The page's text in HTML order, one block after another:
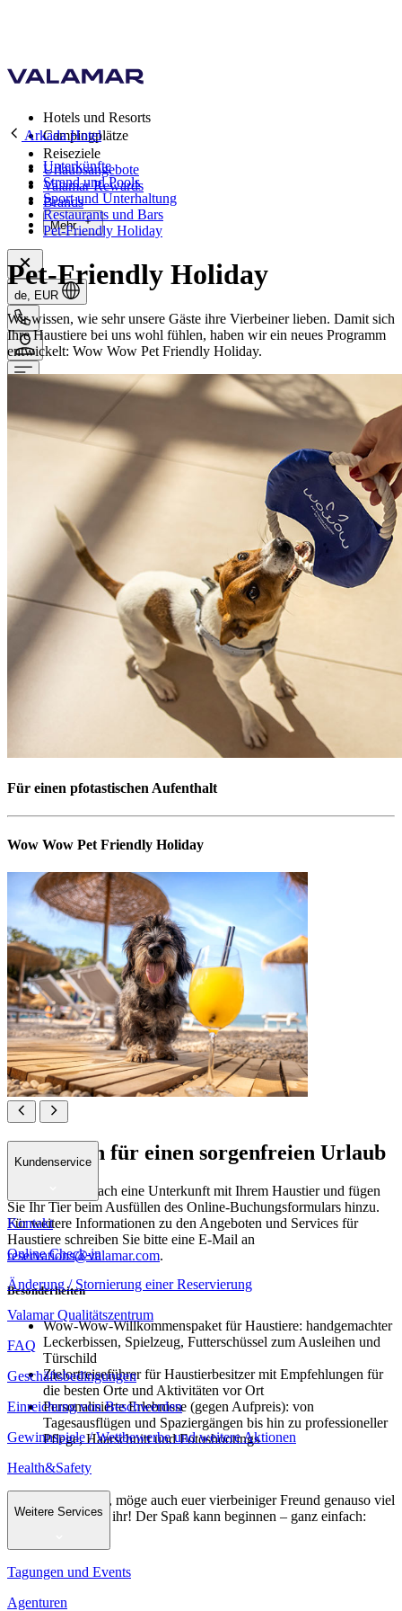
Hotels und Resorts
Campingplätze
Reiseziele
Urlaubsangebote
Valamar Rewards
Brands
Mehr
de, EUR
Arkada Hotel
Unterkünfte
Strand und Pools
Sport und Unterhaltung
Restaurants und Bars
Pet-Friendly Holiday
Pet-Friendly Holiday
Wir wissen, wie sehr unsere Gäste ihre Vierbeiner lieben. Damit sich
Ihre Haustiere bei uns wohl fühlen, haben wir ein neues Programm
entwickelt: Wow Wow Pet Friendly Holiday.
Für einen pfotastischen Aufenthalt
Wow Wow Pet Friendly Holiday
Pfote hoch für einen sorgenfreien Urlaub
Buchen Sie einfach eine Unterkunft mit Ihrem Haustier und fügen
Sie Ihr Tier beim Ausfüllen des Online-Buchungsformulars hinzu.
Für weitere Informationen zu den Angeboten und Services für
Haustiere schreiben Sie bitte eine E-Mail an
reservations@valamar.com.
Besonderheiten
Wow-Wow-Willkommenspaket für Haustiere: handgemachter
Leckerbissen, Spielzeug, Futterschüssel zum Ausleihen und
Türschild
Zielortreiseführer für Haustierbesitzer mit Empfehlungen für
die besten Orte und Aktivitäten vor Ort
Personalisierte Erlebnisse (gegen Aufpreis): von
Tagesausflügen und Spaziergängen bis hin zu professioneller
Pflege, Haarschnitt und Fotoshootings
Liebe Tierfreunde, möge auch euer vierbeiniger Freund genauso viel
Freude haben wie ihr! Der Spaß kann beginnen – ganz einfach:
Kundenservice
Kontakt
Online Check-in
Änderung / Stornierung einer Reservierung
Valamar Qualitätszentrum
FAQ
Geschäftsbedingungen
Einreichung von Beschwerden
Gewinnspiele / Wettbewerbe und weitere Aktionen
Health&Safety
Weitere Services
Tagungen und Events
Agenturen